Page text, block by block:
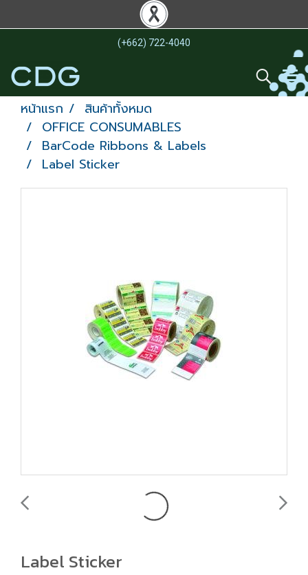
(+662) 722-4040
หน้าแรก
สินค้าทั้งหมด
OFFICE CONSUMABLES
BarCode Ribbons & Labels
Label Sticker
Label Sticker